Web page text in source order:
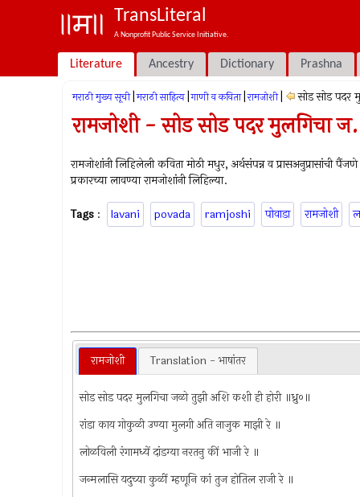
TransLiteral
A Nonprofit Public Service Initiative.
Literature Ancestry Dictionary Prashna
मराठी मुख्य सूची मराठी साहित्य गाणी व कविता रामजोशी सोड सोड पदर
रामजोशी - सोड सोड पदर मुलगिचा
रामजोशांनी लिहिलेली कविता मोठी मधुर, अर्थसंपन्न व
प्रकारच्या लावण्या रामजोशांनी लिहिल्या.
Tags : lavani povada ramjoshi पोवाडा रामजोशी
रामजोशी Translation - भाषांतर
सोड सोड पदर मुलगिचा जळो तुझी अशि कशी ही होरी ॥ध्रु०॥
रांडा काय गोकुळी उण्या मुलगी अति नाजुक माझी रे ॥
लोळविली रंगामध्यें दांडग्या नरतनु कीं भाजी रे ॥
जन्मलासि यदुच्या कुळीं म्हणूनि कां तुज होतिल राजी रे ॥